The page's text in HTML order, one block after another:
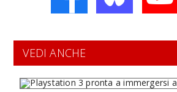
VEDI ANCHE